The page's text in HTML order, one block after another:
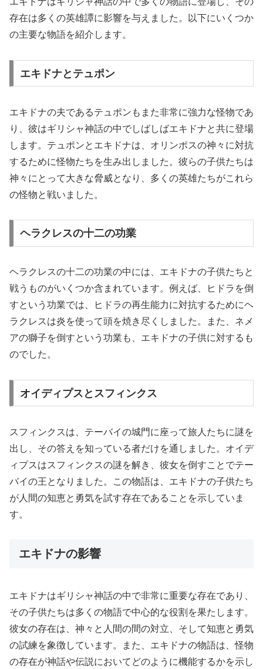
存在は多くの英雄譚に影響を与えました。以下にいくつか
の主要な物語を紹介します。
エキドナとテュポン
エキドナの夫であるテュポンもまた非常に強力な怪物であ
り、彼はギリシャ神話の中でしばしばエキドナと共に登場
します。テュポンとエキドナは、オリンポスの神々に対抗
するために怪物たちを生み出しました。彼らの子供たちは
神々にとって大きな脅威となり、多くの英雄たちがこれら
の怪物と戦いました。
ヘラクレスの十二の功業
ヘラクレスの十二の功業の中には、エキドナの子供たちと
戦うものがいくつか含まれています。例えば、ヒドラを倒
すという功業では、ヒドラの再生能力に対抗するためにヘ
ラクレスは炎を使って頭を焼き尽くしました。また、ネメ
アの獅子を倒すという功業も、エキドナの子供に対するも
のでした。
オイディプスとスフィンクス
スフィンクスは、テーバイの城門に座って旅人たちに謎を
出し、その答えを知っている者だけを通しました。オイデ
ィプスはスフィンクスの謎を解き、彼女を倒すことでテー
バイの王となりました。この物語は、エキドナの子供たち
が人間の知恵と勇気を試す存在であることを示していま
す。
エキドナの影響
エキドナはギリシャ神話の中で非常に重要な存在であり、
その子供たちは多くの物語で中心的な役割を果たします。
彼女の存在は、神々と人間の間の対立、そして知恵と勇気
の試練を象徴しています。また、エキドナの物語は、怪物
の存在が神話や伝説においてどのように機能するかを示し